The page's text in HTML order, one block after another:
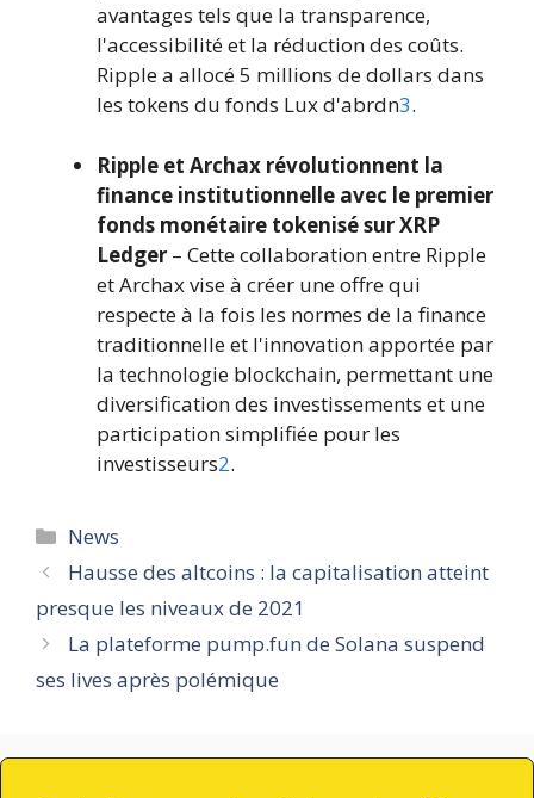
avantages tels que la transparence,
l'accessibilité et la réduction des coûts.
Ripple a allocé 5 millions de dollars dans
les tokens du fonds Lux d'abrdn3.
Ripple et Archax révolutionnent la
finance institutionnelle avec le premier
fonds monétaire tokenisé sur XRP
Ledger – Cette collaboration entre Ripple
et Archax vise à créer une offre qui
respecte à la fois les normes de la finance
traditionnelle et l'innovation apportée par
la technologie blockchain, permettant une
diversification des investissements et une
participation simplifiée pour les
investisseurs2.
Catégories
News
Hausse des altcoins : la capitalisation atteint
presque les niveaux de 2021
La plateforme pump.fun de Solana suspend
ses lives après polémique